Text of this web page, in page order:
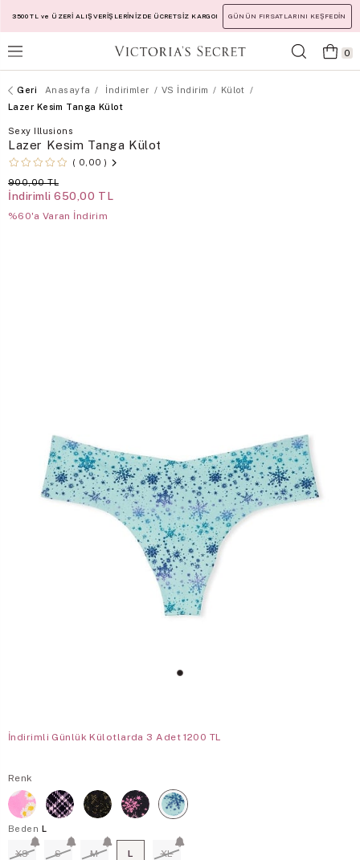
3500 TL ve ÜZERİ ALIŞVERİŞLERİNİZDE ÜCRETSİZ KARGO! GÜNÜN FIRSATLARINI KEŞFEDİN
0
Anasayfa İndirimler VS İndirim
Külot
Lazer Kesim Tanga Külot
Sexy Illusions
Lazer Kesim Tanga Külot
0,00
900,00 TL
İndirimli 650,00 TL
%60'a Varan İndirim
İndirimli Günlük Külotlarda 3 Adet 1200 TL
Renk
Beden L
XS S M L XL